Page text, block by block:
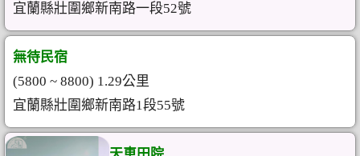
宜蘭縣壯圍鄉新南路一段52號
無待民宿
(5800 ~ 8800) 1.29公里
宜蘭縣壯圍鄉新南路1段55號